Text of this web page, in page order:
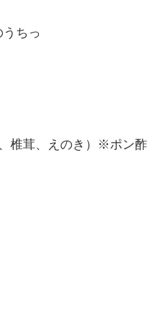
ちっ
椎茸、えのき）※ポン酢